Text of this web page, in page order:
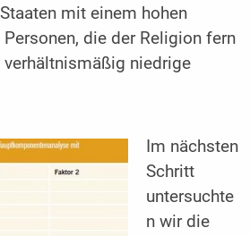
mit einem hohen
die der Religion fern
niedrige
Im nächsten
Schritt
untersuchte
n wir die